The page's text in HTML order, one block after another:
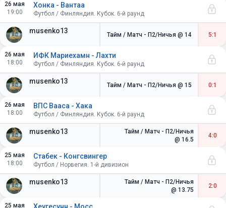
26 мая
19:00
musenko13
Хонка - Вантаа
Футбол / Финляндия. Кубок. 6-й раунд
Тайм / Матч - П2/Ничья @ 14 5:1
26 мая
18:00
musenko13
ИФК Мариехамн - Лахти
Футбол / Финляндия. Кубок. 6-й раунд
Тайм / Матч - П2/Ничья @ 15 0:1
26 мая
18:00
musenko13
ВПС Вааса - Хака
Футбол / Финляндия. Кубок. 6-й раунд
Тайм / Матч - П2/Ничья
@ 16.5
4:0
25 мая
18:00
musenko13
Стабек - Конгсвингер
Футбол / Норвегия. 1-й дивизион
Тайм / Матч - П2/Ничья
@ 13.75
2:0
25 мая